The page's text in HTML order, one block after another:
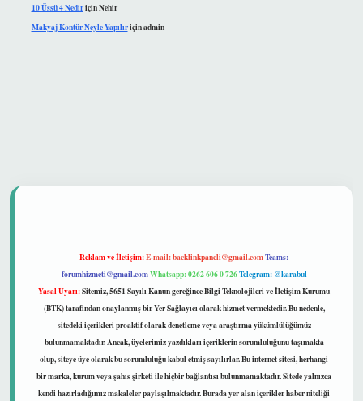
10 Üssü 4 NediriçinNehir
Makyaj Kontür Neyle Yapılıriçinadmin
Reklam ve İletişim:E-mail:backlinkpaneli@gmail.comTeams:
forumhizmeti@gmail.comWhatsapp: 0262 606 0 726Telegram: @karabul
Yasal Uyarı:Sitemiz, 5651 Sayılı Kanun gereğince Bilgi Teknolojileri ve İletişim Kurumu
(BTK) tarafından onaylanmış bir Yer Sağlayıcı olarak hizmet vermektedir. Bu nedenle,
sitedeki içerikleri proaktif olarak denetleme veya araştırma yükümlülüğümüz
bulunmamaktadır. Ancak, üyelerimiz yazdıkları içeriklerin sorumluluğunu taşımakta
olup, siteye üye olarak bu sorumluluğu kabul etmiş sayılırlar. Bu internet sitesi, herhangi
bir marka, kurum veya şahıs şirketi ile hiçbir bağlantısı bulunmamaktadır. Sitede yalnızca
kendi hazırladığımız makaleler paylaşılmaktadır. Burada yer alan içerikler haber niteliği